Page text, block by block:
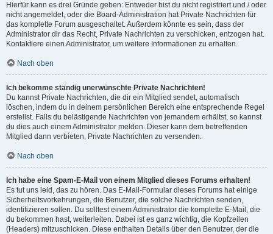
Hierfür kann es drei Gründe geben: Entweder bist du nicht registriert und / oder
nicht angemeldet, oder die Board-Administration hat Private Nachrichten für
das komplette Forum ausgeschaltet. Außerdem könnte es sein, dass der
Administrator dir das Recht, Private Nachrichten zu verschicken, entzogen hat.
Kontaktiere einen Administrator, um weitere Informationen zu erhalten.
Nach oben
Ich bekomme ständig unerwünschte Private Nachrichten!
Du kannst Private Nachrichten, die dir ein Mitglied sendet, automatisch
löschen, indem du in deinem persönlichen Bereich eine entsprechende Regel
erstellst. Falls du belästigende Nachrichten von jemandem erhältst, so kannst
du dies auch einem Administrator melden. Dieser kann dem betreffenden
Mitglied dann verbieten, Private Nachrichten zu versenden.
Nach oben
Ich habe eine Spam-E-Mail von einem Mitglied dieses Forums erhalten!
Es tut uns leid, das zu hören. Das E-Mail-Formular dieses Forums hat einige
Sicherheitsvorkehrungen, die Benutzer, die solche Nachrichten senden,
identifizieren sollen. Du solltest einem Administrator die komplette E-Mail, die
du bekommen hast, weiterleiten. Dabei ist es ganz wichtig, die Kopfzeilen
(Headers) mitzuschicken. Diese enthalten Details über den Benutzer, der die